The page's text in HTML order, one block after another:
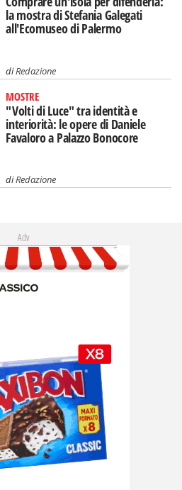
la mostra di Stefania Galegati
all'Ecomuseo di Palermo
diRedazione
MOSTRE
"Volti di Luce" tra identità e
interiorità: le opere di Daniele
Favaloro a Palazzo Bonocore
diRedazione
Adv